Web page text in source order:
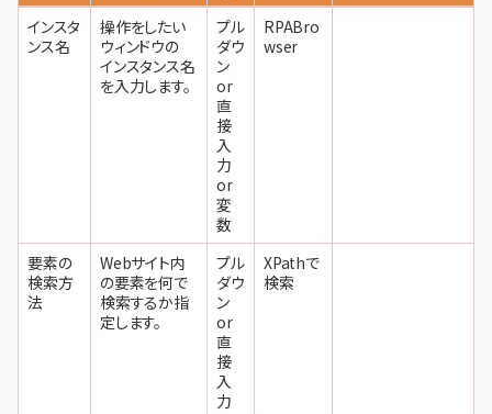
インスタ
ンス名
操作をしたい
ウィンドウの
インスタンス名
を入力します。
プル
ダウ
ン
or
直
接
入
力
or
変
数
RPABro
wser
要素の
検索方
法
Webサイト内
の要素を何で
検索するか指
定します。
プル
ダウ
ン
or
直
接
入
力
XPathで
検索